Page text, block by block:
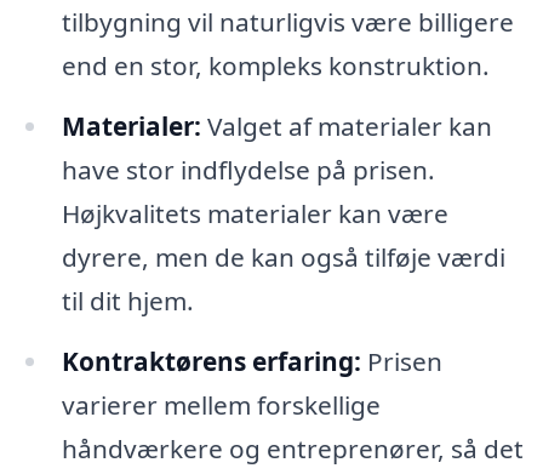
tilbygning vil naturligvis være billigere
end en stor, kompleks konstruktion.
Materialer: Valget af materialer kan
have stor indflydelse på prisen.
Højkvalitets materialer kan være
dyrere, men de kan også tilføje værdi
til dit hjem.
Kontraktørens erfaring: Prisen
varierer mellem forskellige
håndværkere og entreprenører, så det